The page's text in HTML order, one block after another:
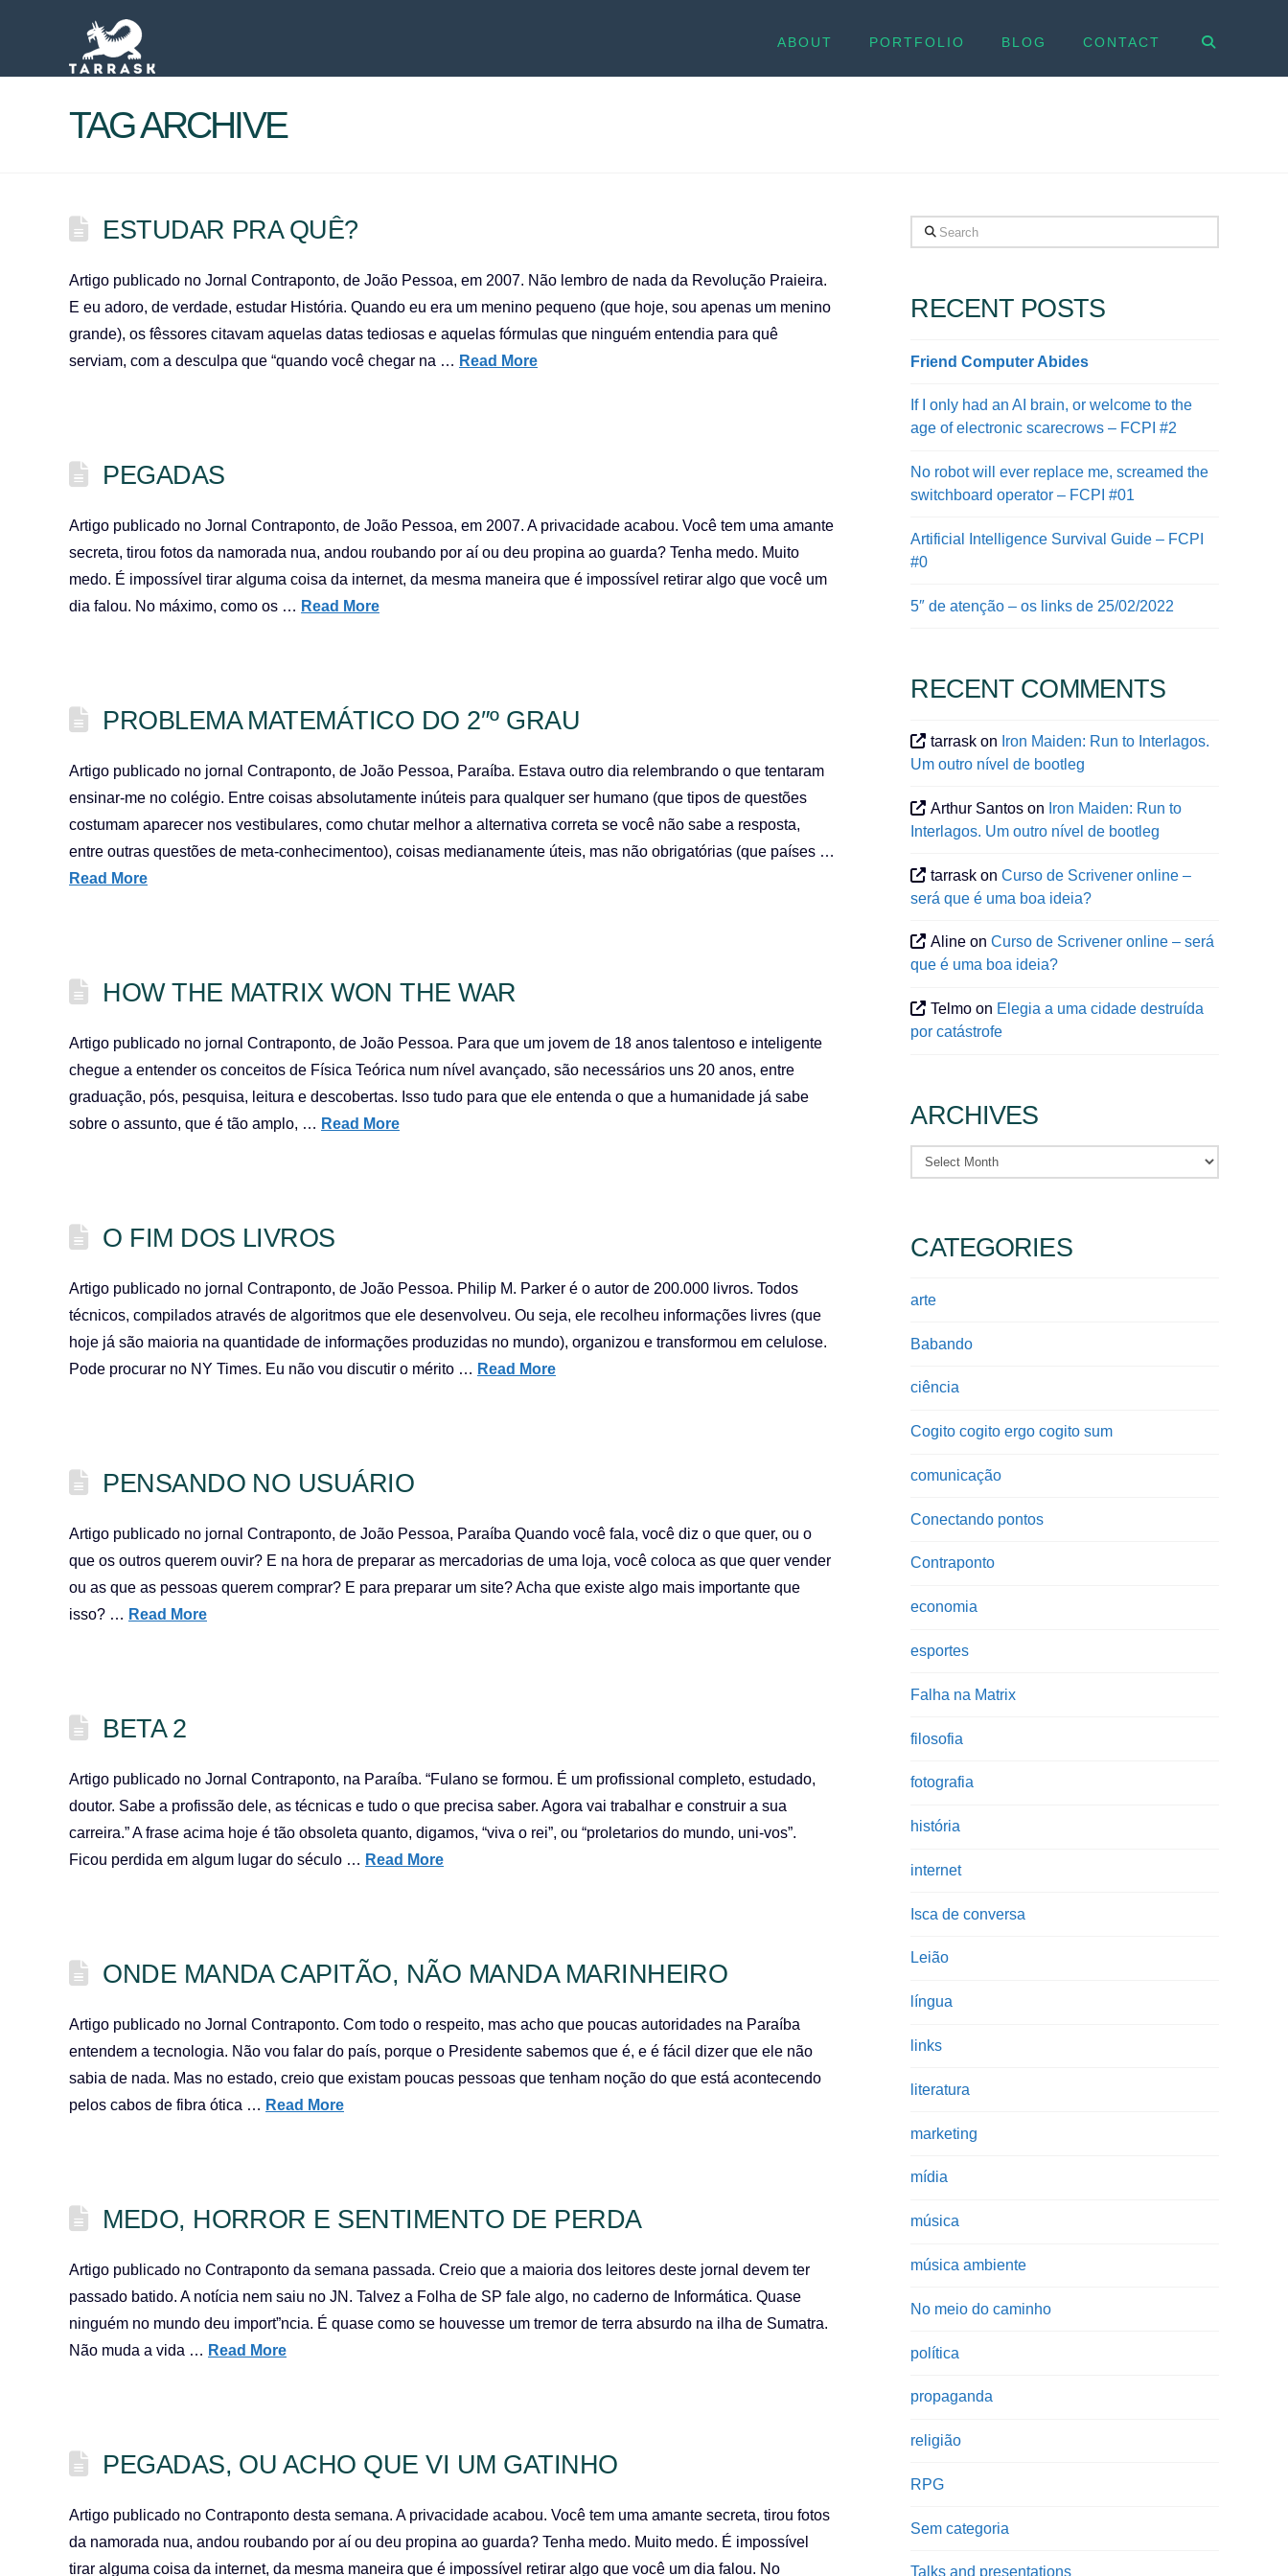
ABOUT PORTFOLIO BLOG CONTACT
TAG ARCHIVE
ESTUDAR PRA QUÊ?
Artigo publicado no Jornal Contraponto, de João Pessoa, em 2007. Não lembro de nada da Revolução Praieira.
E eu adoro, de verdade, estudar História. Quando eu era um menino pequeno (que hoje, sou apenas um menino
grande), os fêssores citavam aquelas datas tediosas e aquelas fórmulas que ninguém entendia para quê
serviam, com a desculpa que “quando você chegar na … Read More
PEGADAS
Artigo publicado no Jornal Contraponto, de João Pessoa, em 2007. A privacidade acabou. Você tem uma amante
secreta, tirou fotos da namorada nua, andou roubando por aí ou deu propina ao guarda? Tenha medo. Muito
medo. É impossível tirar alguma coisa da internet, da mesma maneira que é impossível retirar algo que você um
dia falou. No máximo, como os … Read More
PROBLEMA MATEMÁTICO DO 2″º GRAU
Artigo publicado no jornal Contraponto, de João Pessoa, Paraíba. Estava outro dia relembrando o que tentaram
ensinar-me no colégio. Entre coisas absolutamente inúteis para qualquer ser humano (que tipos de questões
costumam aparecer nos vestibulares, como chutar melhor a alternativa correta se você não sabe a resposta,
entre outras questões de meta-conhecimentoo), coisas medianamente úteis, mas não obrigatórias (que países …
Read More
HOW THE MATRIX WON THE WAR
Artigo publicado no jornal Contraponto, de João Pessoa. Para que um jovem de 18 anos talentoso e inteligente
chegue a entender os conceitos de Física Teórica num nível avançado, são necessários uns 20 anos, entre
graduação, pós, pesquisa, leitura e descobertas. Isso tudo para que ele entenda o que a humanidade já sabe
sobre o assunto, que é tão amplo, … Read More
O FIM DOS LIVROS
Artigo publicado no jornal Contraponto, de João Pessoa. Philip M. Parker é o autor de 200.000 livros. Todos
técnicos, compilados através de algoritmos que ele desenvolveu. Ou seja, ele recolheu informações livres (que
hoje já são maioria na quantidade de informações produzidas no mundo), organizou e transformou em celulose.
Pode procurar no NY Times. Eu não vou discutir o mérito … Read More
PENSANDO NO USUÁRIO
Artigo publicado no jornal Contraponto, de João Pessoa, Paraíba Quando você fala, você diz o que quer, ou o
que os outros querem ouvir? E na hora de preparar as mercadorias de uma loja, você coloca as que quer vender
ou as que as pessoas querem comprar? E para preparar um site? Acha que existe algo mais importante que
isso? … Read More
BETA 2
Artigo publicado no Jornal Contraponto, na Paraíba. “Fulano se formou. É um profissional completo, estudado,
doutor. Sabe a profissão dele, as técnicas e tudo o que precisa saber. Agora vai trabalhar e construir a sua
carreira.” A frase acima hoje é tão obsoleta quanto, digamos, “viva o rei”, ou “proletarios do mundo, uni-vos”.
Ficou perdida em algum lugar do século … Read More
ONDE MANDA CAPITÃO, NÃO MANDA MARINHEIRO
Artigo publicado no Jornal Contraponto. Com todo o respeito, mas acho que poucas autoridades na Paraíba
entendem a tecnologia. Não vou falar do país, porque o Presidente sabemos que é, e é fácil dizer que ele não
sabia de nada. Mas no estado, creio que existam poucas pessoas que tenham noção do que está acontecendo
pelos cabos de fibra ótica … Read More
MEDO, HORROR E SENTIMENTO DE PERDA
Artigo publicado no Contraponto da semana passada. Creio que a maioria dos leitores deste jornal devem ter
passado batido. A notícia nem saiu no JN. Talvez a Folha de SP fale algo, no caderno de Informática. Quase
ninguém no mundo deu import”ncia. É quase como se houvesse um tremor de terra absurdo na ilha de Sumatra.
Não muda a vida … Read More
PEGADAS, OU ACHO QUE VI UM GATINHO
Artigo publicado no Contraponto desta semana. A privacidade acabou. Você tem uma amante secreta, tirou fotos
da namorada nua, andou roubando por aí ou deu propina ao guarda? Tenha medo. Muito medo. É impossível
tirar alguma coisa da internet, da mesma maneira que é impossível retirar algo que você um dia falou. No
Search
RECENT POSTS
Friend Computer Abides
If I only had an AI brain, or welcome to the
age of electronic scarecrows – FCPI #2
No robot will ever replace me, screamed the
switchboard operator – FCPI #01
Artificial Intelligence Survival Guide – FCPI
#0
5″ de atenção – os links de 25/02/2022
RECENT COMMENTS
tarrask on Iron Maiden: Run to Interlagos.
Um outro nível de bootleg
Arthur Santos on Iron Maiden: Run to
Interlagos. Um outro nível de bootleg
tarrask onCurso de Scrivener online –
será que é uma boa ideia?
Aline onCurso de Scrivener online – será
que é uma boa ideia?
Telmo on Elegia a uma cidade destruída
por catástrofe
ARCHIVES
Archives
CATEGORIES
arte
Babando
ciência
Cogito cogito ergo cogito sum
comunicação
Conectando pontos
Contraponto
economia
esportes
Falha na Matrix
filosofia
fotografia
história
internet
Isca de conversa
Leião
língua
links
literatura
marketing
mídia
música
música ambiente
No meio do caminho
política
propaganda
religião
RPG
Sem categoria
Talks and presentations